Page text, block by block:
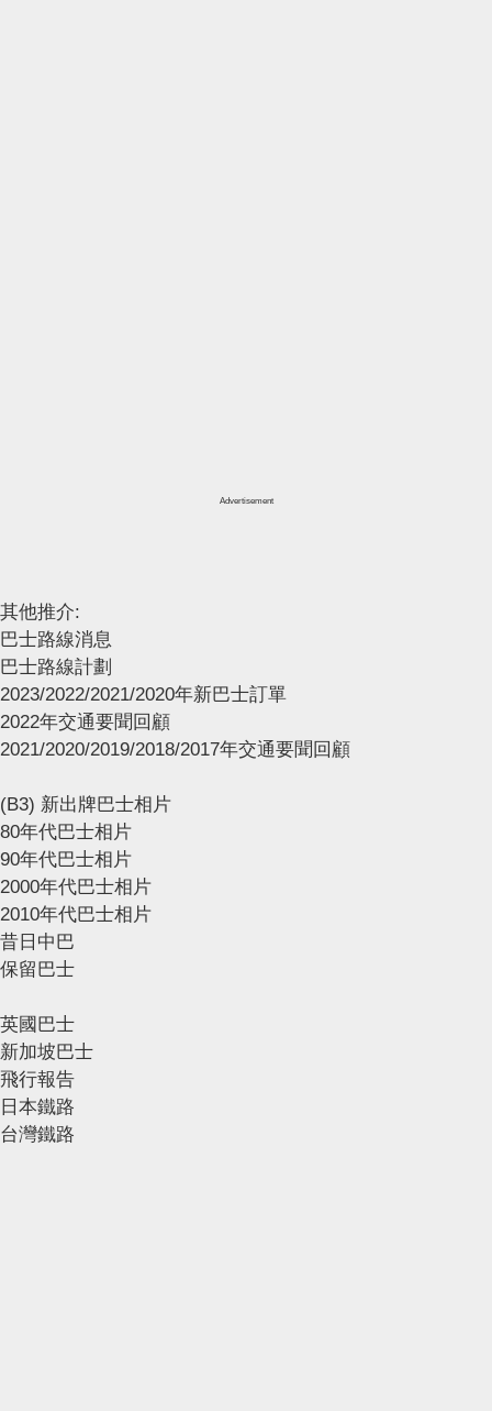
Advertisement
其他推介:
巴士路線消息
巴士路線計劃
2023/2022/2021/2020年新巴士訂單
2022年交通要聞回顧
2021/2020/2019/2018/2017年交通要聞回顧
(B3) 新出牌巴士相片
80年代巴士相片
90年代巴士相片
2000年代巴士相片
2010年代巴士相片
昔日中巴
保留巴士
英國巴士
新加坡巴士
飛行報告
日本鐵路
台灣鐵路